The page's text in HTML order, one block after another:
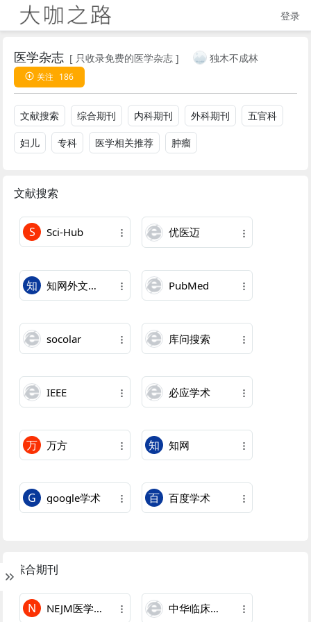
登录
医学杂志 [ 只收录免费的医学杂志 ] 独木不成林
关注 186
文献搜索 综合期刊 内科期刊 外科期刊 五官科
妇儿 专科 医学相关推荐 肿瘤
文献搜索
S Sci-Hub 优医迈
知 知网外文总库 PubMed
socolar 库问搜索
IEEE 必应学术
万 万方 知 知网
G google学术 百 百度学术
综合期刊
N NEJM医学前沿 中华临床医生杂志